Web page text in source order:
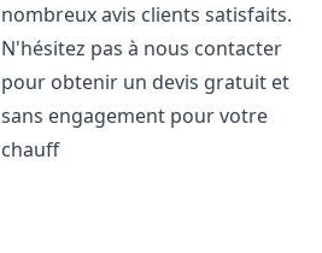
nombreux avis clients satisfaits.
N'hésitez pas à nous contacter
pour obtenir un devis gratuit et
sans engagement pour votre
chauff